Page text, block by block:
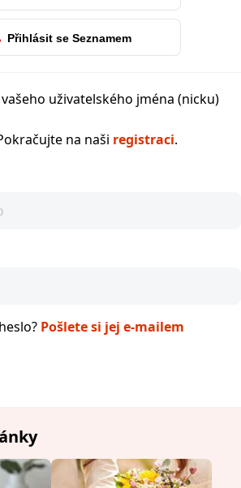
Přihlásit se Seznamem
uživatelského jména (nicku)
na naši registraci.
Pošlete si jej e-mailem